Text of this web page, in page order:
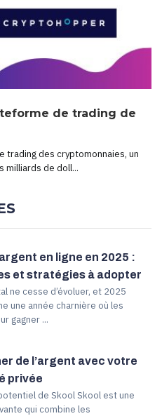
de trading de
trading des cryptomonnaies, un
milliards de doll...
en ligne en 2025 :
et stratégies à adopter
ne cesse d’évoluer, et 2025
une année charnière où les
gagner ...
de l’argent avec votre
privée
de Skool Skool est une
qui combine les